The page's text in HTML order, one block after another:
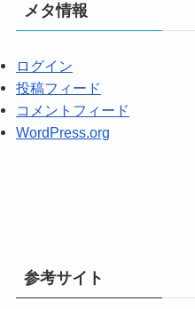
メタ情報
ログイン
投稿フィード
コメントフィード
WordPress.org
参考サイト